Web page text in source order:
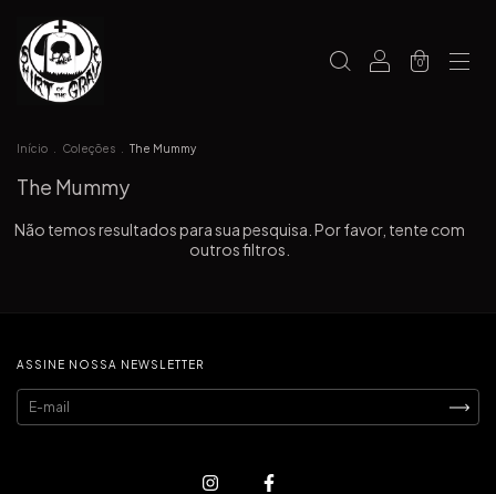
0
Início Coleções The Mummy
The Mummy
Não temos resultados para sua pesquisa. Por favor, tente com
outros filtros.
ASSINE NOSSA NEWSLETTER